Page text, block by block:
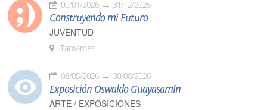
09/01/2026 31/12/2026
Construyendo mi Futuro
JUVENTUD
Tamames
08/05/2026 30/08/2026
Exposición Oswaldo Guayasamín
ARTE / EXPOSICIONES